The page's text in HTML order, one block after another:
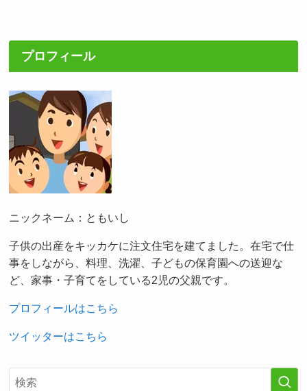
プロフィール
ニックネーム：ともいし
子供の出産をキッカケに注文住宅を建てました。在宅で仕
事をしながら、料理、洗濯、子どもの保育園への送迎な
ど、家事・子育てをしている2児の父親です。
プロフィールはこちら
ツイッターはこちら